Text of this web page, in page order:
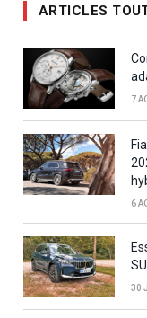
ARTICLES
7
6
30